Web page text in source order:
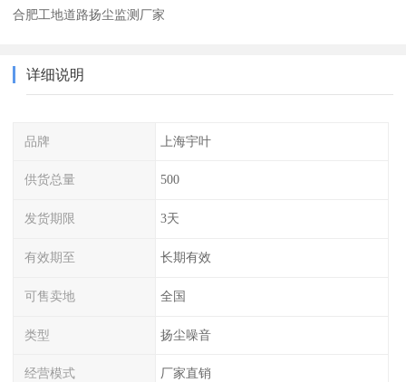
合肥工地道路扬尘监测厂家
详细说明
品牌 上海宇叶
供货总量 500
发货期限 3天
有效期至 长期有效
可售卖地 全国
类型 扬尘噪音
经营模式 厂家直销